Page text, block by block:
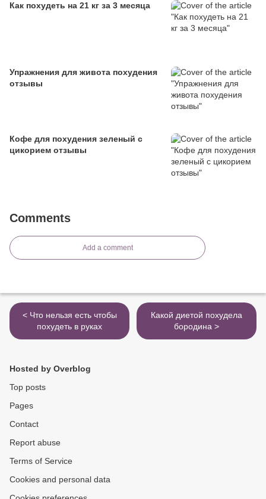
Как похудеть на 21 кг за 3 месяца
Упражнения для живота похудения
отзывы
Кофе для похудения зеленый с
цикорием отзывы
Comments
Add a comment
< Что нельзя есть чтобы
похудеть в руках
Какой диетой похудела
бородина >
Hosted by Overblog
Top posts
Pages
Contact
Report abuse
Terms of Service
Cookies and personal data